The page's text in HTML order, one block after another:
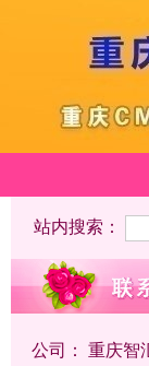
站内搜索：
公司： 重庆智